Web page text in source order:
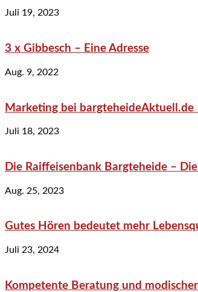
Juli 19, 2023
3 x Gibbesch – Eine Adresse
Aug. 9, 2022
Marketing bei
Juli 18, 2023
Die Raiffeisenbank Bargteheide –
Aug. 25, 2023
Gutes Hören bedeutet mehr
Juli 23, 2024
Kompetente Beratung und